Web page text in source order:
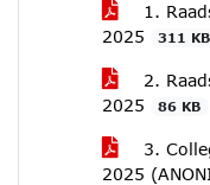
1.
2025
311 KB
2.
2025
86 KB
3.
2025